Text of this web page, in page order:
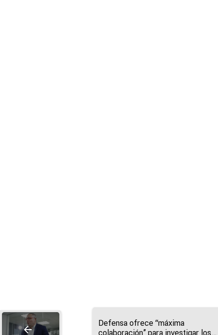
Defensa ofrece “máxima
colaboración” para investigar los